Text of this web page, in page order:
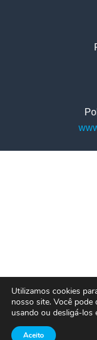
Utilizamos cookies
nosso site. Você pode
usando ou desligá-los
Aceito